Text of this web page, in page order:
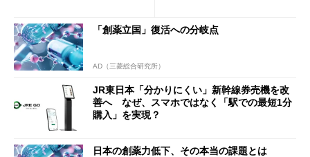
「創薬立国」復活への分岐点
AD（三菱総合研究所）
JR東日本「分かりにくい」新幹線券売機を改
善へ なぜ、スマホではなく「駅での最短1分
購入」を実現？
日本の創薬力低下、その本当の課題とは